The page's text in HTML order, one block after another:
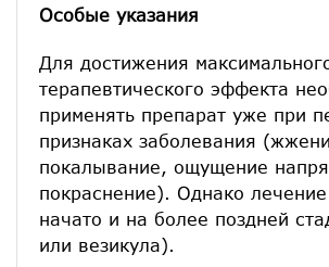
Особые указания
Для достижения
терапевтического эффекта
применять препарат уже при
признаках заболевания
покалывание, ощущение
покраснение). Однако
начато и на более поздней
или везикула).